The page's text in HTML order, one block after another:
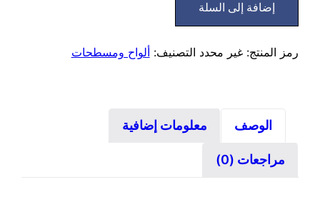
المياه
إضافة إلى السلة
رمز المنتج:غير محدد التصنيف:ألواح ومسطحات
الوصف معلومات إضافية
مراجعات (0)